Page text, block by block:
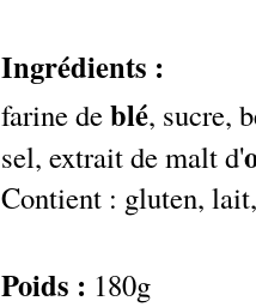
Ingrédients :
farine deblé, sucre,
sel, extrait de malt d'
Contient : gluten,
Poids : 180g